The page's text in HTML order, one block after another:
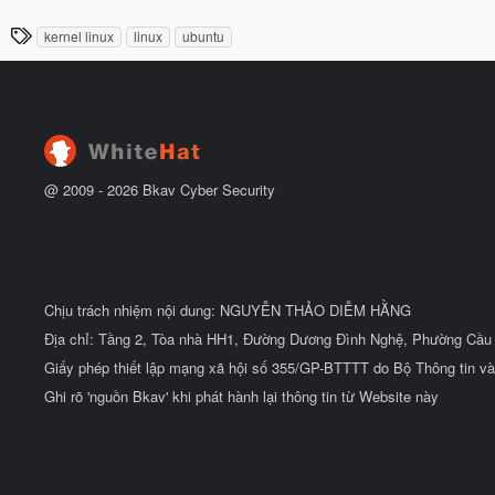
đ
ầ
u
u
T
h
kernel linux linux ubuntu
@ 2009 - 2026 Bkav Cyber Security
Chịu trách nhiệm nội dung: NGUYỄN THẢO DIỄM HẰNG
Địa chỉ: Tầng 2, Tòa nhà HH1, Đường Dương Đình Nghệ, Phường
Giấy phép thiết lập mạng xã hội số 355/GP-BTTTT do Bộ Thông tin
Ghi rõ 'nguồn Bkav' khi phát hành lại thông tin từ Website này